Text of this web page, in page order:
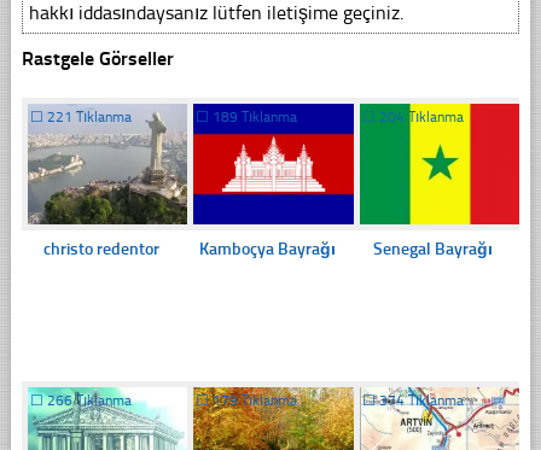
hakkı iddasındaysanız lütfen iletişime geçiniz.
Rastgele Görseller
☐ 221 Tıklanma
christo redentor
☐ 189 Tıklanma
Kamboçya Bayrağı
☐ 204 Tıklanma
Senegal Bayrağı
☐266 Tıklanma ☐179 Tıklanma ☐374 Tıklanma